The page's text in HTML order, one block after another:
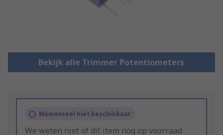
Bekijk alle Trimmer Potentiometers
Momenteel niet beschikbaar
We weten niet of dit item nog op voorraad